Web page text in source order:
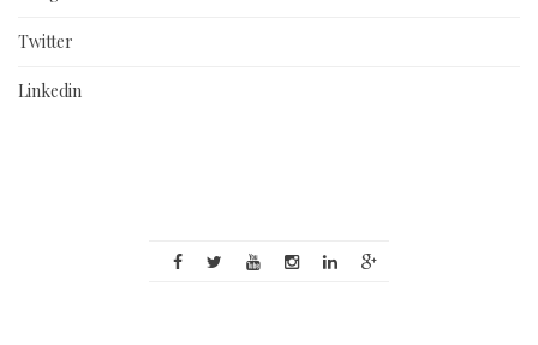
Twitter
Linkedin